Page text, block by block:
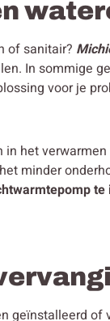
of sanitair?
In sommige
voor je
het
minder
geïnstalleerd